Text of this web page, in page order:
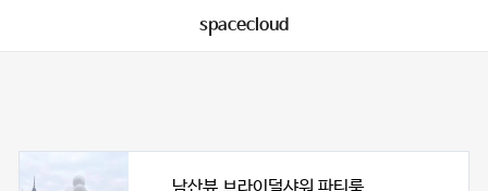
spacecloud